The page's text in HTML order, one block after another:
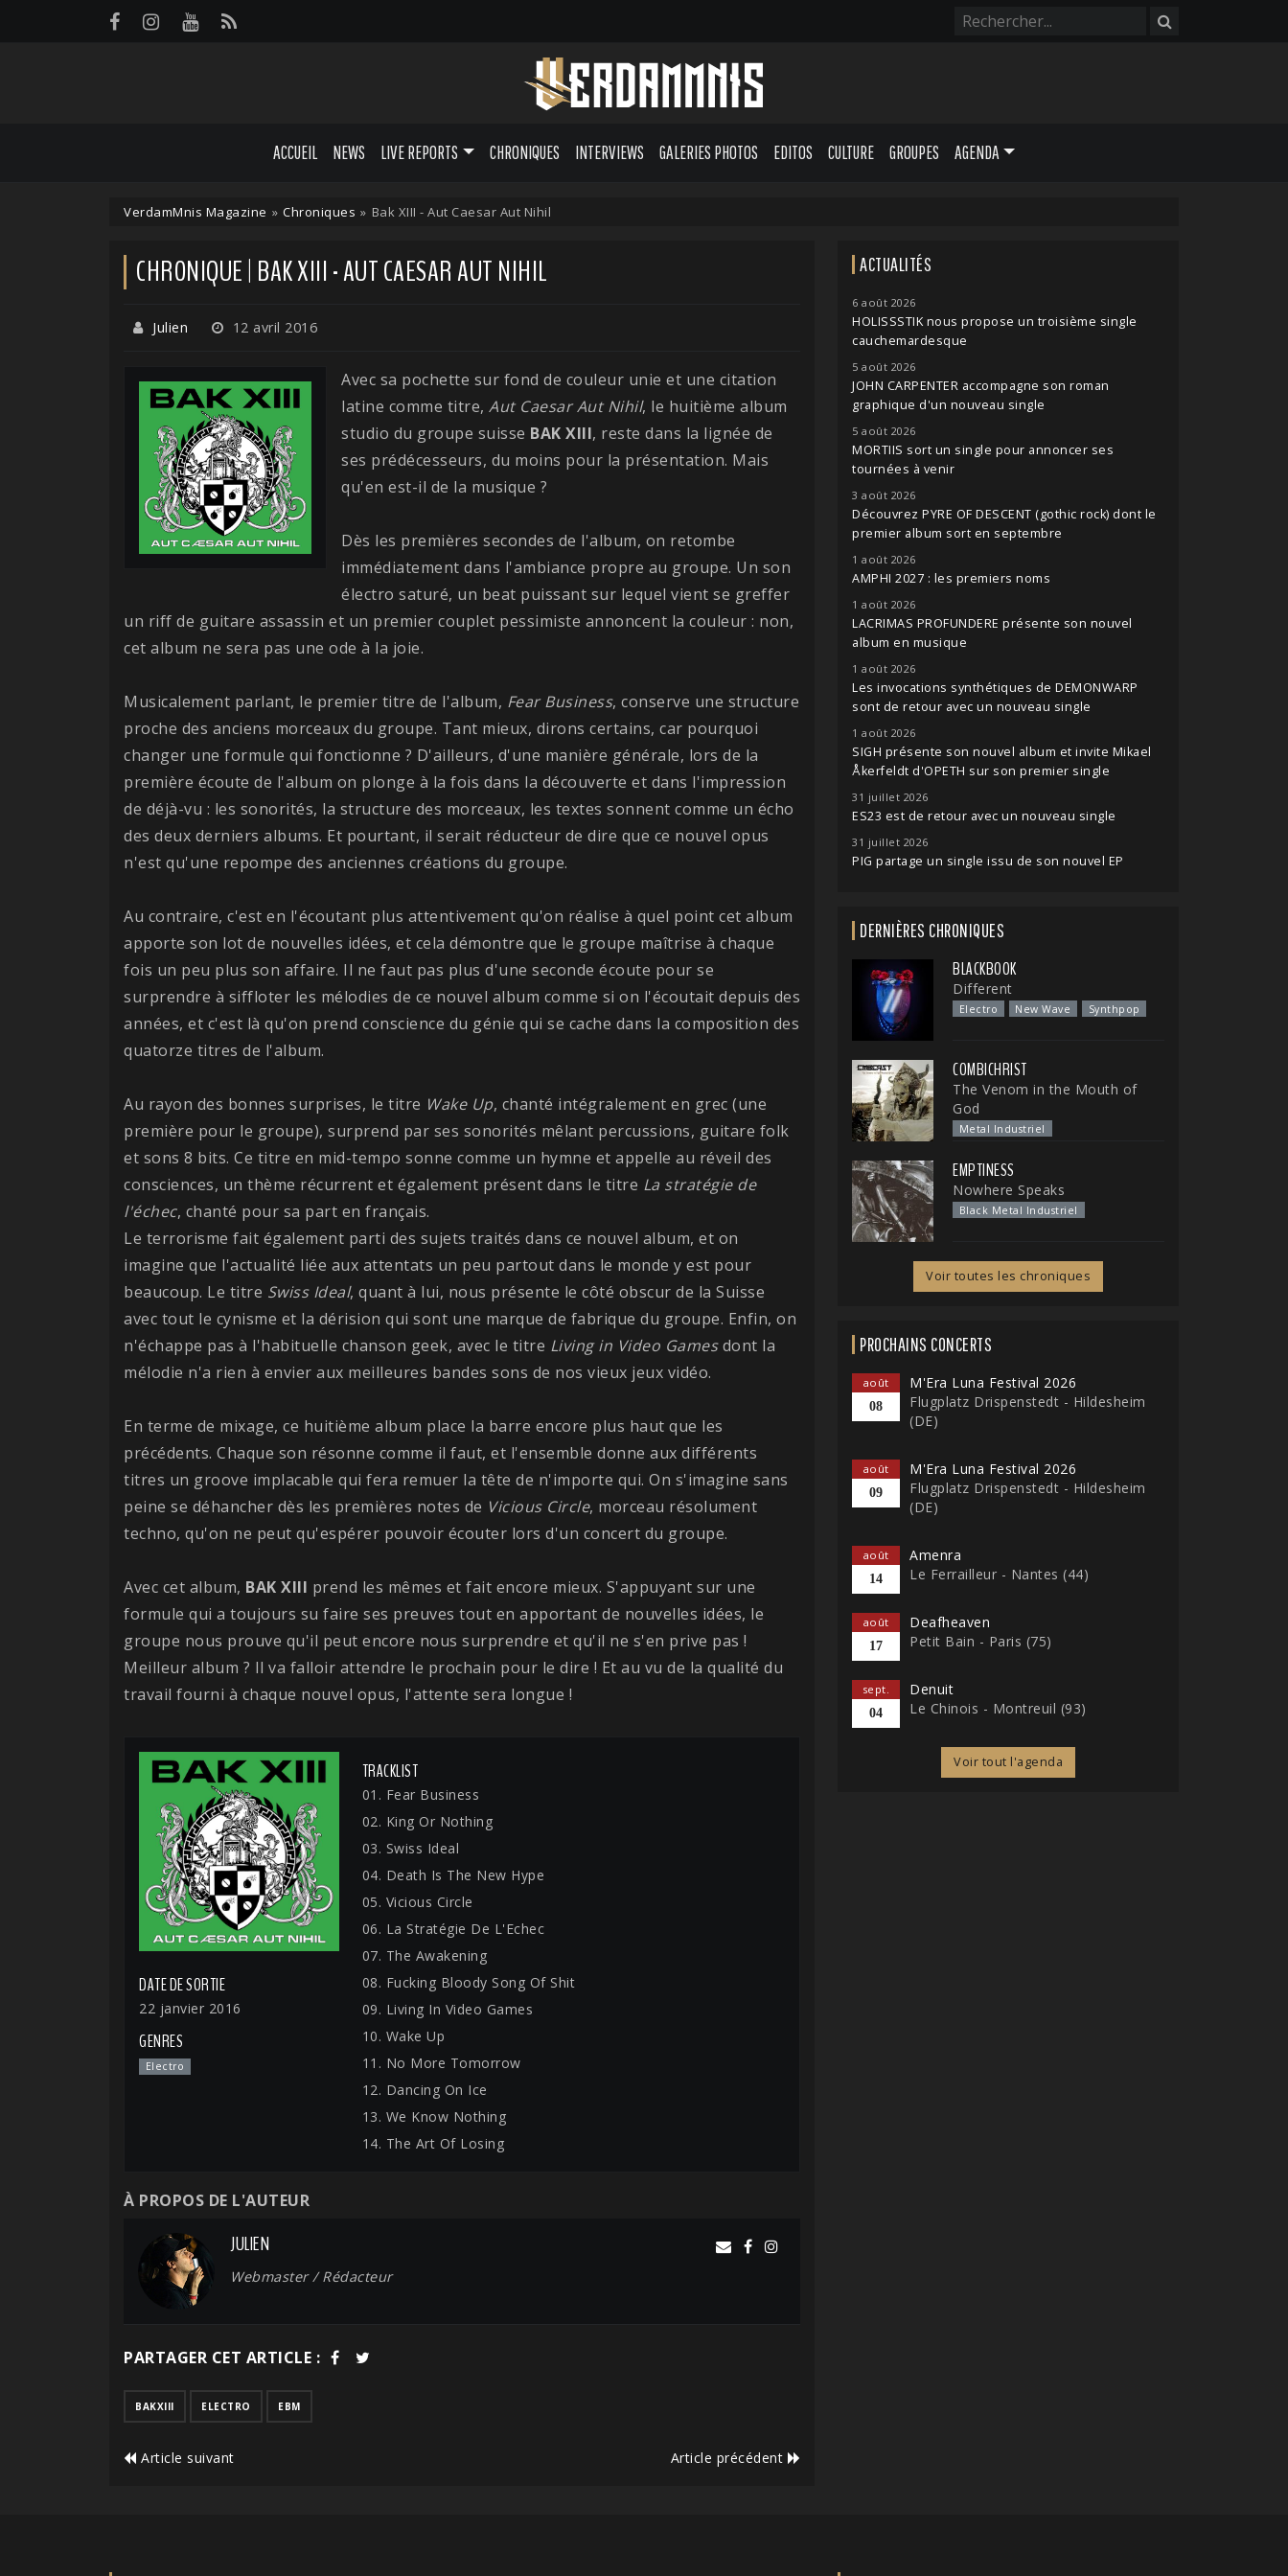
ACCUEIL NEWS LIVE REPORTS CHRONIQUES INTERVIEWS GALERIES PHOTOS EDITOS CULTURE GROUPES AGENDA
VerdamMnis Magazine » Chroniques » Bak XIII - Aut Caesar Aut Nihil
CHRONIQUE | BAK XIII - AUT CAESAR AUT NIHIL
Julien 12 avril 2016
Avec sa pochette sur fond de couleur unie et une citation
latine comme titre, Aut Caesar Aut Nihil, le huitième album
studio du groupe suisse BAK XIII, reste dans la lignée de
ses prédécesseurs, du moins pour la présentation. Mais
qu'en est-il de la musique ?
Dès les premières secondes de l'album, on retombe
immédiatement dans l'ambiance propre au groupe. Un son
électro saturé, un beat puissant sur lequel vient se greffer
un riff de guitare assassin et un premier couplet pessimiste annoncent la couleur : non,
cet album ne sera pas une ode à la joie.
Musicalement parlant, le premier titre de l'album, Fear Business, conserve une structure
proche des anciens morceaux du groupe. Tant mieux, dirons certains, car pourquoi
changer une formule qui fonctionne ? D'ailleurs, d'une manière générale, lors de la
première écoute de l'album on plonge à la fois dans la découverte et dans l'impression
de déjà-vu : les sonorités, la structure des morceaux, les textes sonnent comme un écho
des deux derniers albums. Et pourtant, il serait réducteur de dire que ce nouvel opus
n'est qu'une repompe des anciennes créations du groupe.
Au contraire, c'est en l'écoutant plus attentivement qu'on réalise à quel point cet album
apporte son lot de nouvelles idées, et cela démontre que le groupe maîtrise à chaque
fois un peu plus son affaire. Il ne faut pas plus d'une seconde écoute pour se
surprendre à siffloter les mélodies de ce nouvel album comme si on l'écoutait depuis des
années, et c'est là qu'on prend conscience du génie qui se cache dans la composition des
quatorze titres de l'album.
Au rayon des bonnes surprises, le titre Wake Up, chanté intégralement en grec (une
première pour le groupe), surprend par ses sonorités mêlant percussions, guitare folk
et sons 8 bits. Ce titre en mid-tempo sonne comme un hymne et appelle au réveil des
consciences, un thème récurrent et également présent dans le titre La stratégie de
l'échec, chanté pour sa part en français.
Le terrorisme fait également parti des sujets traités dans ce nouvel album, et on
imagine que l'actualité liée aux attentats un peu partout dans le monde y est pour
beaucoup. Le titre Swiss Ideal, quant à lui, nous présente le côté obscur de la Suisse
avec tout le cynisme et la dérision qui sont une marque de fabrique du groupe. Enfin, on
n'échappe pas à l'habituelle chanson geek, avec le titre Living in Video Gamesdont la
mélodie n'a rien à envier aux meilleures bandes sons de nos vieux jeux vidéo.
En terme de mixage, ce huitième album place la barre encore plus haut que les
précédents. Chaque son résonne comme il faut, et l'ensemble donne aux différents
titres un groove implacable qui fera remuer la tête de n'importe qui. On s'imagine sans
peine se déhancher dès les premières notes de Vicious Circle, morceau résolument
techno, qu'on ne peut qu'espérer pouvoir écouter lors d'un concert du groupe.
Avec cet album, BAK XIII prend les mêmes et fait encore mieux. S'appuyant sur une
formule qui a toujours su faire ses preuves tout en apportant de nouvelles idées, le
groupe nous prouve qu'il peut encore nous surprendre et qu'il ne s'en prive pas !
Meilleur album ? Il va falloir attendre le prochain pour le dire ! Et au vu de la qualité du
travail fourni à chaque nouvel opus, l'attente sera longue !
DATE DE SORTIE
22 janvier 2016
GENRES
Electro
TRACKLIST
01. Fear Business
02. King Or Nothing
03. Swiss Ideal
04. Death Is The New Hype
05. Vicious Circle
06. La Stratégie De L'Echec
07. The Awakening
08. Fucking Bloody Song Of Shit
09. Living In Video Games
10. Wake Up
11. No More Tomorrow
12. Dancing On Ice
13. We Know Nothing
14. The Art Of Losing
À PROPOS DE L'AUTEUR
JULIEN
Webmaster / Rédacteur
PARTAGER CET ARTICLE :
BAKXIII ELECTRO EBM
Article suivant Article précédent
ACTUALITÉS
6 août 2026
HOLISSSTIK nous propose un troisième single
cauchemardesque
5 août 2026
JOHN CARPENTER accompagne son roman
graphique d'un nouveau single
5 août 2026
MORTIIS sort un single pour annoncer ses
tournées à venir
3 août 2026
Découvrez PYRE OF DESCENT (gothic rock) dont le
premier album sort en septembre
1 août 2026
AMPHI 2027 : les premiers noms
1 août 2026
LACRIMAS PROFUNDERE présente son nouvel
album en musique
1 août 2026
Les invocations synthétiques de DEMONWARP
sont de retour avec un nouveau single
1 août 2026
SIGH présente son nouvel album et invite Mikael
Åkerfeldt d'OPETH sur son premier single
31 juillet 2026
ES23 est de retour avec un nouveau single
31 juillet 2026
PIG partage un single issu de son nouvel EP
DERNIÈRES CHRONIQUES
BLACKBOOK
Different
Electro New Wave Synthpop
COMBICHRIST
The Venom in the Mouth of
God
Metal Industriel
EMPTINESS
Nowhere Speaks
Black Metal Industriel
Voir toutes les chroniques
PROCHAINS CONCERTS
août
08
M'Era Luna Festival 2026
Flugplatz Drispenstedt - Hildesheim
(DE)
août
09
M'Era Luna Festival 2026
Flugplatz Drispenstedt - Hildesheim
(DE)
août
14
Amenra
Le Ferrailleur - Nantes (44)
août
17
Deafheaven
Petit Bain - Paris (75)
sept.
04
Denuit
Le Chinois - Montreuil (93)
Voir tout l'agenda
Panneau de gestion des cookies